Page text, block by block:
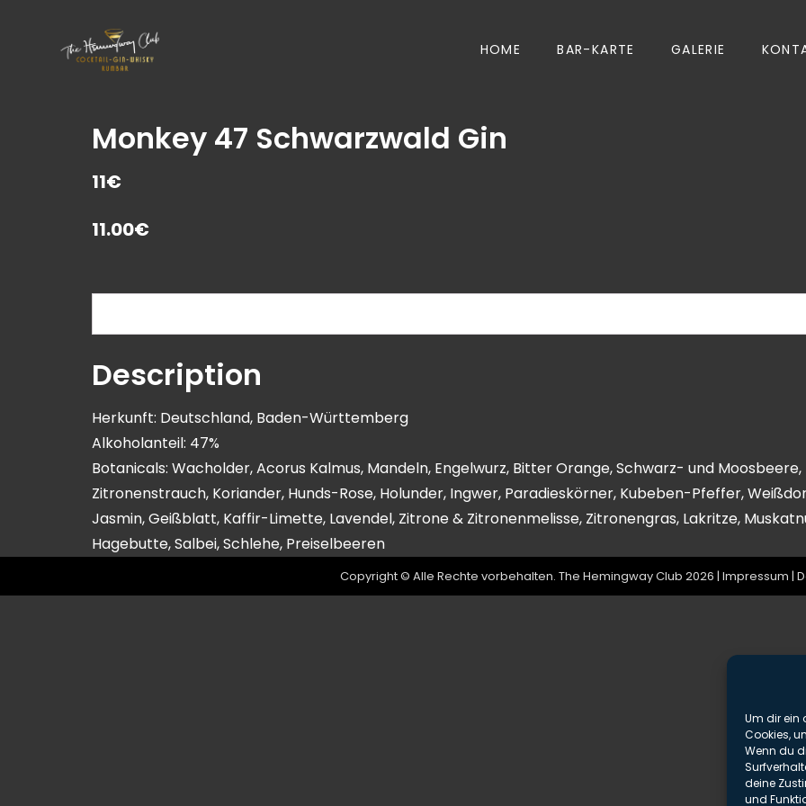
Um dir ein
Cookies,
Wenn du
deine
und
HOME BAR-KARTE GALERIE
Monkey 47 Schwarzwald Gin
11€
11.00€
Description
Herkunft: Deutschland, Baden-Württemberg
Alkoholanteil: 47%
Botanicals: Wacholder, Acorus Kalmus, Mandeln, Engelwurz, Bitter Orange, Schwarz- und Moosbeere,
Zitronenstrauch, Koriander, Hunds-Rose, Holunder, Ingwer, Paradieskörner, Kubeben-Pfeffer,
Jasmin, Geißblatt, Kaffir-Limette, Lavendel, Zitrone & Zitronenmelisse, Zitronengras, Lakritze,
Hagebutte, Salbei, Schlehe, Preiselbeeren
Copyright © Alle Rechte vorbehalten. The Hemingway Club 2026 | Impressum |